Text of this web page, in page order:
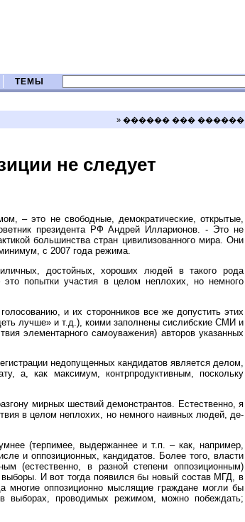
ТЕМЫ
» ������ ��� ������
не следует
– это не свободные, демократические, открытые,
президента РФ Андрей Илларионов. - Это не
большинства стран цивилизованного мира. Они
с 2007 года режима.
достойных, хороших людей в такого рода
попытки участия в целом неплохих, но немного
и их сторонников все же допустить этих
лучше» и т.д.), коими заполнены сислибские СМИ и
элементарного самоуважения) авторов указанных
недопущенных кандидатов является делом,
а, как максимум, контрпродуктивным, поскольку
мирных шествий демонстрантов. Естественно, я
в целом неплохих, но немного наивных людей, де-
(терпимее, выдержаннее и т.п. – как, например,
и оппозиционных, кандидатов. Более того, власти
(естественно, в разной степени оппозиционным)
И вот тогда появился бы новый состав МГД, в
многие оппозиционно мыслящие граждане могли бы
выборах, проводимых режимом, можно побеждать;